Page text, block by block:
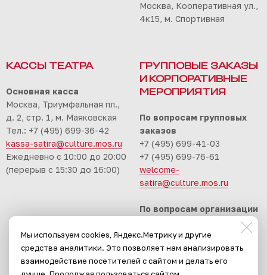
Москва, Кооперативная ул.,
4к15, м. Спортивная
КАССЫ ТЕАТРА
Основная касса
Москва, Триумфальная пл.,
д. 2, стр. 1, м. Маяковская
Тел.: +7 (495) 699-36-42
kassa-satira@culture.mos.ru
Ежедневно с 10:00 до 20:00
(перерыв с 15:30 до 16:00)
ГРУППОВЫЕ ЗАКАЗЫ
И КОРПОРАТИВНЫЕ
МЕРОПРИЯТИЯ
По вопросам групповых
заказов
+7 (495) 699-41-03
+7 (495) 699-76-61
welcome-
satira@culture.mos.ru
По вопросам организации
мероприятий
+7 (495) 699-94-30
event-satira@culture.mos.ru
Мы используем cookies, Яндекс.Метрику и другие
средства аналитики. Это позволяет нам анализировать
взаимодействие посетителей с сайтом и делать его